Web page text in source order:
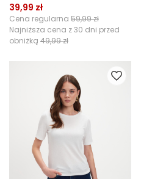
39,99 zł
Cena regularna 59,99 zł
Najniższa cena z 30 dni przed
obniżką 49,99 zł